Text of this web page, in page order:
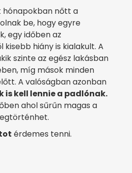
hónapokban nőtt a
be, hogy egyre
egy időben az
hiány is kialakult. A
szinte az egész lakásban
míg mások minden
A valóságban azonban
kell lennie a padlónak.
ahol sűrűn magas a
érdemes tenni.